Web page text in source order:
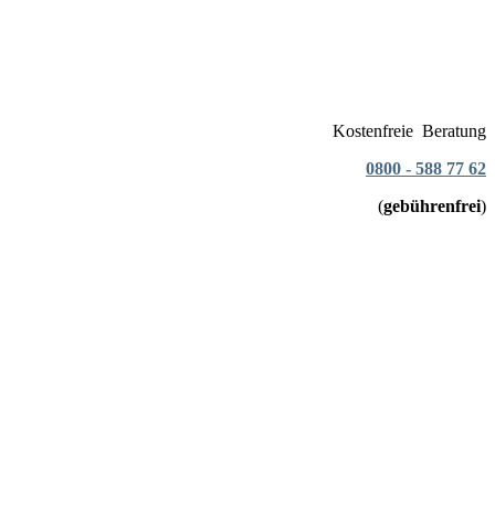
Kostenfreie Beratung
0800 - 588 77 62
(gebührenfrei)